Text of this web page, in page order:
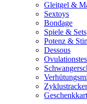
Gleitgel &
Sextoys
Bondage
Spiele & Sets
Potenz &
Dessous
Zyklustracker